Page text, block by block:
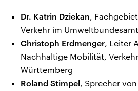
Dr. Katrin Dziekan,
Verkehr im Umweltbundesamt
Christoph Erdmenger, Leiter
Nachhaltige Mobilität,
Württemberg
Roland Stimpel, Sprecher von